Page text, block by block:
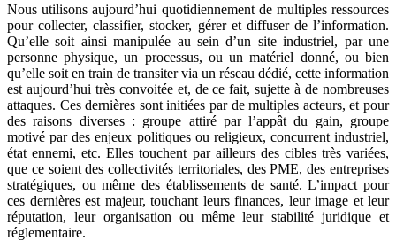
Nous utilisons aujourd’hui quotidiennement de multiples ressources
pour collecter, classifier, stocker, gérer et diffuser de l’information.
Qu’elle soit ainsi manipulée au sein d’un site industriel, par une
personne physique, un processus, ou un matériel donné, ou bien
qu’elle soit en train de transiter via un réseau dédié, cette information
est aujourd’hui très convoitée et, de ce fait, sujette à de nombreuses
attaques. Ces dernières sont initiées par de multiples acteurs, et pour
des raisons diverses : groupe attiré par l’appât du gain, groupe
motivé par des enjeux politiques ou religieux, concurrent industriel,
état ennemi, etc. Elles touchent par ailleurs des cibles très variées,
que ce soient des collectivités territoriales, des PME, des entreprises
stratégiques, ou même des établissements de santé. L’impact pour
ces dernières est majeur, touchant leurs finances, leur image et leur
réputation, leur organisation ou même leur stabilité juridique et
réglementaire.